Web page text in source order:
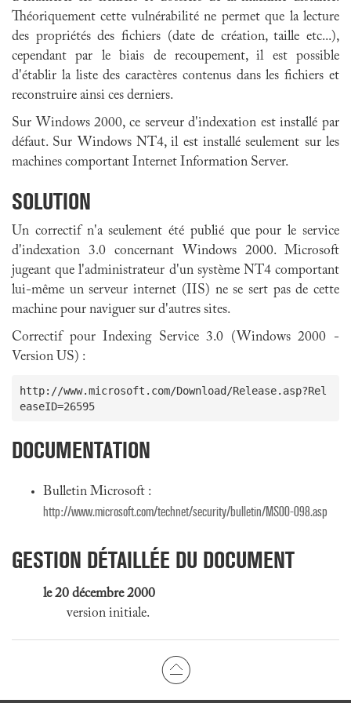
Théoriquement cette vulnérabilité ne permet que la lecture
des propriétés des fichiers (date de création, taille etc...),
cependant par le biais de recoupement, il est possible
d'établir la liste des caractères contenus dans les fichiers et
reconstruire ainsi ces derniers.
Sur Windows 2000, ce serveur d'indexation est installé par
défaut. Sur Windows NT4, il est installé seulement sur les
machines comportant Internet Information Server.
SOLUTION
Un correctif n'a seulement été publié que pour le service
d'indexation 3.0 concernant Windows 2000. Microsoft
jugeant que l'administrateur d'un système NT4 comportant
lui-même un serveur internet (IIS) ne se sert pas de cette
machine pour naviguer sur d'autres sites.
Correctif pour Indexing Service 3.0 (Windows 2000 -
Version US) :
http://www.microsoft.com/Download/Release.asp?Rel
easeID=26595
DOCUMENTATION
Bulletin Microsoft :
http://www.microsoft.com/technet/security/bulletin/MS00-098.asp
GESTION DÉTAILLÉE DU DOCUMENT
le 20 décembre 2000
version initiale.